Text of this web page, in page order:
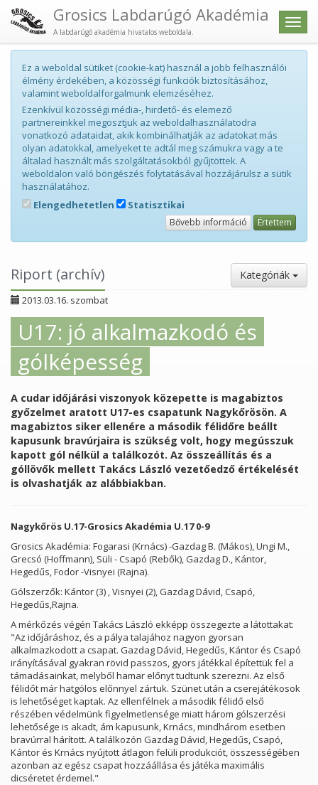
Menü
Grosics Labdarúgó Akadémia
A labdarúgó akadémia hivatalos weboldala.
Ez a weboldal sütiket (cookie-kat) használ a jobb felhasználói
élmény érdekében, a közösségi funkciók biztosításához,
valamint weboldalforgalmunk elemzéséhez.
Ezenkívül közösségi média-, hirdető- és elemező
partnereinkkel megosztjuk az weboldalhasználatodra
vonatkozó adataidat, akik kombinálhatják az adatokat más
olyan adatokkal, amelyeket te adtál meg számukra vagy a te
általad használt más szolgáltatásokból gyűjtöttek. A
weboldalon való böngészés folytatásával hozzájárulsz a sütik
használatához.
Elengedhetetlen
Statisztikai
Bővebb információ Értettem
Riport (archív) Kategóriák
2013.03.16. szombat
U17: jó alkalmazkodó és
gólképesség
A cudar időjárási viszonyok közepette is magabiztos
győzelmet aratott U17-es csapatunk Nagykőrösön. A
magabiztos siker ellenére a második félidőre beállt
kapusunk bravúrjaira is szükség volt, hogy megússzuk
kapott gól nélkül a találkozót. Az összeállítás és a
góllövők mellett Takács László vezetőedző értékelését
is olvashatják az alábbiakban.
Nagykőrös U.17-Grosics Akadémia U.17 0-9
Grosics Akadémia: Fogarasi (Krnács) -Gazdag B. (Mákos), Ungi M.,
Grecsó (Hoffmann), Süli - Csapó (Rebők), Gazdag D., Kántor,
Hegedűs, Fodor -Visnyei (Rajna).
Gólszerzők: Kántor (3) , Visnyei (2), Gazdag Dávid, Csapó,
Hegedűs,Rajna.
A mérkőzés végén Takács László ekképp összegezte a látottakat:
"Az időjáráshoz, és a pálya talajához nagyon gyorsan
alkalmazkodott a csapat. Gazdag Dávid, Hegedűs, Kántor és Csapó
irányításával gyakran rövid passzos, gyors játékkal építettük fel a
támadásainkat, melyből hamar előnyt tudtunk szerezni. Az első
félidőt már hatgólos előnnyel zártuk. Szünet után a cserejátékosok
is lehetőséget kaptak. Az ellenfélnek a második félidő első
részében védelmünk figyelmetlensége miatt három gólszerzési
lehetősége is akadt, ám kapusunk, Krnács, mindhárom esetben
bravúrral hárított. A találkozón Gazdag Dávid, Hegedűs, Csapó,
Kántor és Krnács nyújtott átlagon felüli produkciót, összességében
azonban az egész csapat hozzáállása és játéka maximális
dicséretet érdemel."